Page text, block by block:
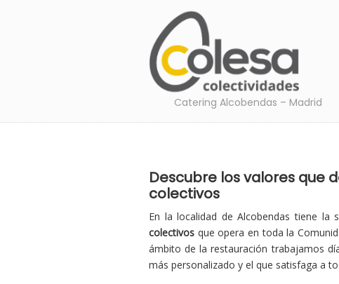
Catering Alcobendas – Madrid
Descubre los valores que
colectivos
En la localidad de Alcobendas tiene la
colectivos que opera en toda la
ámbito de la restauración trabajamos
más personalizado y el que satisfaga a